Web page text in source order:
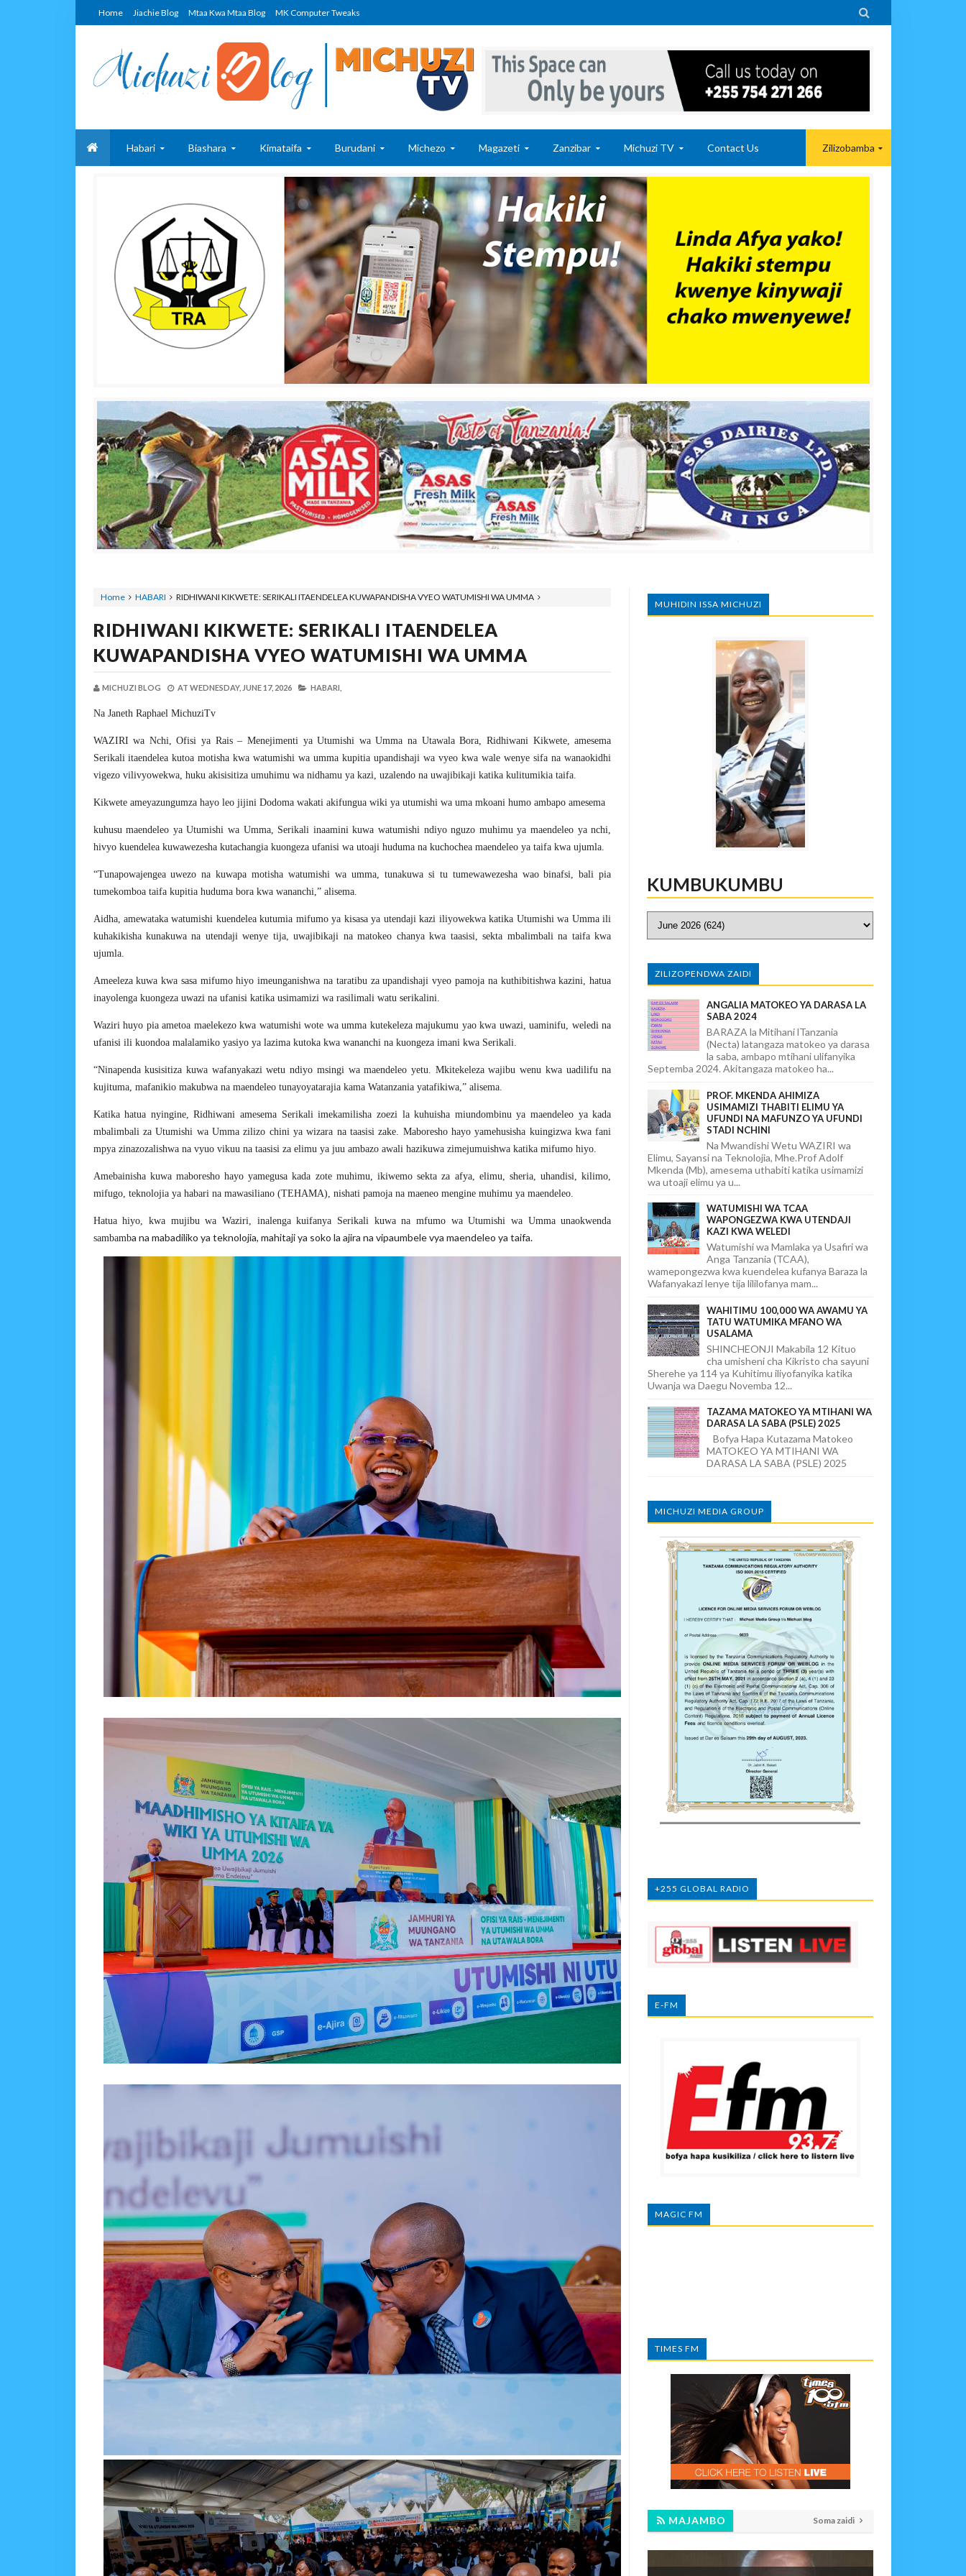
Home Jiachie Blog Mtaa Kwa Mtaa Blog MK Computer Tweaks 
Habari Biashara Kimataifa Burudani Michezo Magazeti Zanzibar Michuzi TV Contact Us Zilizobamba
Home HABARI RIDHIWANI KIKWETE: SERIKALI ITAENDELEA KUWAPANDISHA VYEO WATUMISHI WA UMMA
RIDHIWANI KIKWETE: SERIKALI ITAENDELEA
KUWAPANDISHA VYEO WATUMISHI WA UMMA
MICHUZI BLOG AT WEDNESDAY, JUNE 17, 2026 HABARI,
Na Janeth Raphael MichuziTv
WAZIRI wa Nchi, Ofisi ya Rais – Menejimenti ya Utumishi wa Umma na Utawala Bora, Ridhiwani Kikwete, amesema
Serikali itaendelea kutoa motisha kwa watumishi wa umma kupitia upandishaji wa vyeo kwa wale wenye sifa na wanaokidhi
vigezo vilivyowekwa, huku akisisitiza umuhimu wa nidhamu ya kazi, uzalendo na uwajibikaji katika kulitumikia taifa.
Kikwete ameyazungumza hayo leo jijini Dodoma wakati akifungua wiki ya utumishi wa uma mkoani humo ambapo amesema
kuhusu maendeleo ya Utumishi wa Umma, Serikali inaamini kuwa watumishi ndiyo nguzo muhimu ya maendeleo ya nchi,
hivyo kuendelea kuwawezesha kutachangia kuongeza ufanisi wa utoaji huduma na kuchochea maendeleo ya taifa kwa ujumla.
“Tunapowajengea uwezo na kuwapa motisha watumishi wa umma, tunakuwa si tu tumewawezesha wao binafsi, bali pia
tumekomboa taifa kupitia huduma bora kwa wananchi,” alisema.
Aidha, amewataka watumishi kuendelea kutumia mifumo ya kisasa ya utendaji kazi iliyowekwa katika Utumishi wa Umma ili
kuhakikisha kunakuwa na utendaji wenye tija, uwajibikaji na matokeo chanya kwa taasisi, sekta mbalimbali na taifa kwa
ujumla.
Ameeleza kuwa kwa sasa mifumo hiyo imeunganishwa na taratibu za upandishaji vyeo pamoja na kuthibitishwa kazini, hatua
inayolenga kuongeza uwazi na ufanisi katika usimamizi wa rasilimali watu serikalini.
Waziri huyo pia ametoa maelekezo kwa watumishi wote wa umma kutekeleza majukumu yao kwa uwazi, uaminifu, weledi na
ufanisi ili kuondoa malalamiko yasiyo ya lazima kutoka kwa wananchi na kuongeza imani kwa Serikali.
“Ninapenda kusisitiza kuwa wafanyakazi wetu ndiyo msingi wa maendeleo yetu. Mkitekeleza wajibu wenu kwa uadilifu na
kujituma, mafanikio makubwa na maendeleo tunayoyatarajia kama Watanzania yatafikiwa,” alisema.
Katika hatua nyingine, Ridhiwani amesema Serikali imekamilisha zoezi la kuhuisha miundombinu ya maendeleo ya kada
mbalimbali za Utumishi wa Umma zilizo chini ya wizara na taasisi zake. Maboresho hayo yamehusisha kuingizwa kwa fani
mpya zinazozalishwa na vyuo vikuu na taasisi za elimu ya juu ambazo awali hazikuwa zimejumuishwa katika mifumo hiyo.
Amebainisha kuwa maboresho hayo yamegusa kada zote muhimu, ikiwemo sekta za afya, elimu, sheria, uhandisi, kilimo,
mifugo, teknolojia ya habari na mawasiliano (TEHAMA), nishati pamoja na maeneo mengine muhimu ya maendeleo.
Hatua hiyo, kwa mujibu wa Waziri, inalenga kuifanya Serikali kuwa na mfumo wa Utumishi wa Umma unaokwenda
sambamba na mabadiliko ya teknolojia, mahitaji ya soko la ajira na vipaumbele vya maendeleo ya taifa.
MUHIDIN ISSA MICHUZI
KUMBUKUMBU
ZILIZOPENDWA ZAIDI
ANGALIA MATOKEO YA DARASA LA
SABA 2024
BARAZA la Mitihani lTanzania
(Necta) latangaza matokeo ya darasa
la saba, ambapo mtihani ulifanyika
Septemba 2024. Akitangaza matokeo ha...
PROF. MKENDA AHIMIZA
USIMAMIZI THABITI ELIMU YA
UFUNDI NA MAFUNZO YA UFUNDI
STADI NCHINI
Na Mwandishi Wetu WAZIRI wa
Elimu, Sayansi na Teknolojia, Mhe.Prof Adolf
Mkenda (Mb), amesema uthabiti katika usimamizi
wa utoaji elimu ya u...
WATUMISHI WA TCAA
WAPONGEZWA KWA UTENDAJI
KAZI KWA WELEDI
Watumishi wa Mamlaka ya Usafiri wa
Anga Tanzania (TCAA),
wamepongezwa kwa kuendelea kufanya Baraza la
Wafanyakazi lenye tija lililofanya mam...
WAHITIMU 100,000 WA AWAMU YA
TATU WATUMIKA MFANO WA
USALAMA
SHINCHEONJI Makabila 12 Kituo
cha umisheni cha Kikristo cha sayuni
Sherehe ya 114 ya Kuhitimu iliyofanyika katika
Uwanja wa Daegu Novemba 12...
TAZAMA MATOKEO YA MTIHANI WA
DARASA LA SABA (PSLE) 2025
Bofya Hapa Kutazama Matokeo
MATOKEO YA MTIHANI WA
DARASA LA SABA (PSLE) 2025
MICHUZI MEDIA GROUP
+255 GLOBAL RADIO
E-FM
MAGIC FM
TIMES FM
MAJAMBO Soma zaidi